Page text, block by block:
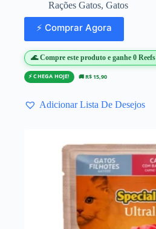
Rações Gatos, Gatos
⚡ Comprar Agora
🌊 Compre este produto e ganhe 0 Reefs
⚡ CHEGA HOJE! 🚚 R$ 15,90
Adicionar Lista De Desejos